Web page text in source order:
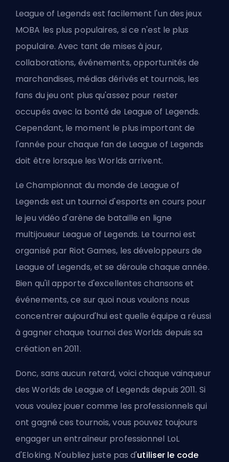
League of Legends est facilement l'un des jeux
MOBA les plus populaires, si ce n'est le plus
populaire. Avec tant de mises à jour,
collaborations, événements, opportunités de
marchandises, médias dérivés et tournois, les
fans du jeu ont plus qu'assez pour rester
occupés avec la bonté de League of Legends.
Cependant, le moment le plus important de
l'année pour chaque fan de League of Legends
doit être lorsque les Worlds arrivent.
Le Championnat du monde de League of
Legends est un tournoi d'esports en cours pour
le jeu vidéo d'arène de bataille en ligne
multijoueur League of Legends. Le tournoi est
organisé par Riot Games, les développeurs de
League of Legends, et se déroule chaque année.
Bien qu'il apporte d'excellentes chansons et
événements, ce sur quoi nous voulons nous
concentrer aujourd'hui est quelle équipe a réussi
à gagner chaque tournoi des Worlds depuis sa
création en 2011.
Donc, sans aucun retard, voici chaque vainqueur
des Worlds de League of Legends depuis 2011. Si
vous voulez jouer comme les professionnels qui
ont gagné ces tournois, vous pouvez toujours
engager unentraîneur professionnel LoL
d'Eloking. N'oubliez juste pas d'utiliser le code